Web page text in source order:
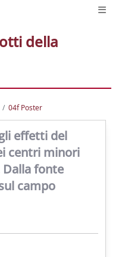
della
04f Poster
effetti del
centri minori
Dalla fonte
campo